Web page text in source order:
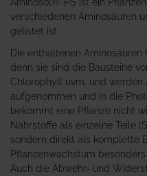
Aminosol®-PS ist ein
verschiedenen Aminosäuren
gelistet ist.
Die enthaltenen Aminosäuren
denn sie sind die Bausteine
Chlorophyll uvm. und
aufgenommen und in die
bekommt eine Pflanze nicht
Nährstoffe als einzelne Teile
sondern direkt als komplette
Pflanzenwachstum
Auch die Abwehr- und